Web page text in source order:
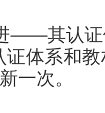
——其认
证体系和
一次。